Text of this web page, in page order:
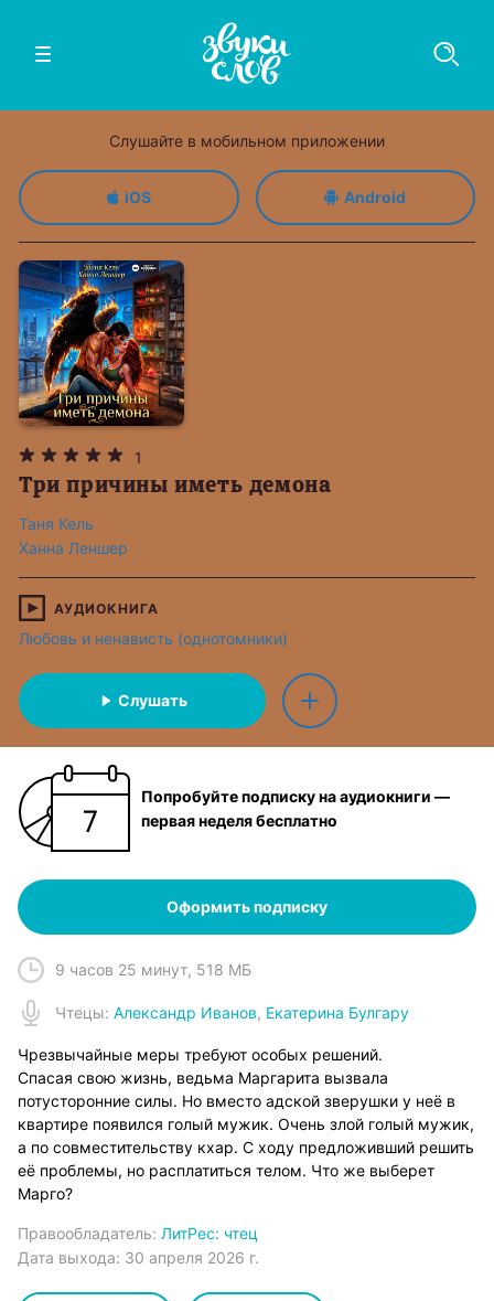
Слушайте в мобильном приложении
iOS Android
1
Три причины иметь демона
Таня Кель
Ханна Леншер
АУДИОКНИГА
Любовь и ненависть (однотомники)
Слушать
Попробуйте подписку на аудиокниги —
первая неделя бесплатно
Оформить подписку
9 часов 25 минут, 518 МБ
Чтецы: Александр Иванов, Екатерина Булгару
Чрезвычайные меры требуют особых решений.
Спасая свою жизнь, ведьма Маргарита вызвала
потусторонние силы. Но вместо адской зверушки у неё в
квартире появился голый мужик. Очень злой голый мужик,
а по совместительству кхар. С ходу предложивший решить
её проблемы, но расплатиться телом. Что же выберет
Марго?
Правообладатель: ЛитРес: чтец
Дата выхода: 30 апреля 2026 г.